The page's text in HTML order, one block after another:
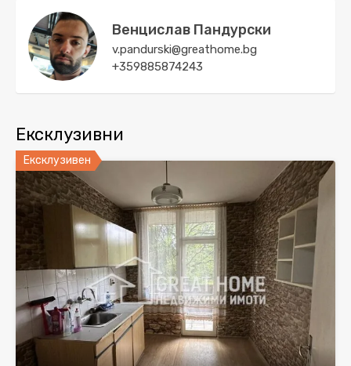
Венцислав Пандурски
v.pandurski@greathome.bg
+359885874243
Ексклузивни
Ексклузивен